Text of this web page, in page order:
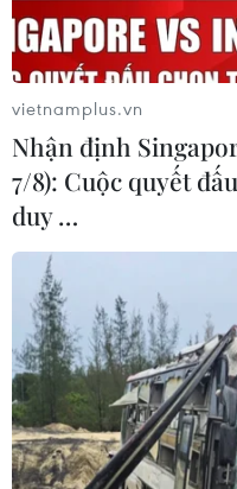
Anh: Tăng biện
trái phép qua Eo
vietnamplus.vn
Nhận định
7/8): Cuộc quyết
duy …